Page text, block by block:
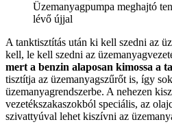
Üzemanyagpumpa meghajtó
lévő újjal
A tanktisztítás után ki kell szedni az
kell, le kell szedni az
mert a benzin alaposan kimossa a
tisztítja az üzemanyagszűrőt is, így
üzemanyagrendszerbe. A nehezen
vezetékszakaszokból speciális, az
szivattyúval lehet kiszívni az